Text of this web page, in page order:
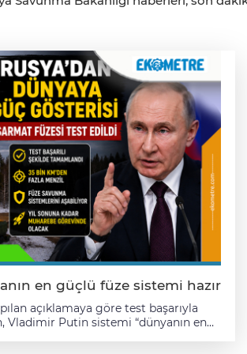
en güçlü füze sistemi hazır
açıklamaya göre test başarıyla
Vladimir Putin sistemi “dünyanın en